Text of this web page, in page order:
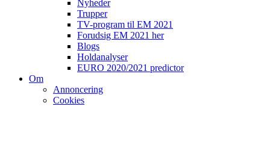
Nyheder
Trupper
TV-program til EM 2021
Forudsig EM 2021 her
Blogs
Holdanalyser
EURO 2020/2021 predictor
Om
Annoncering
Cookies